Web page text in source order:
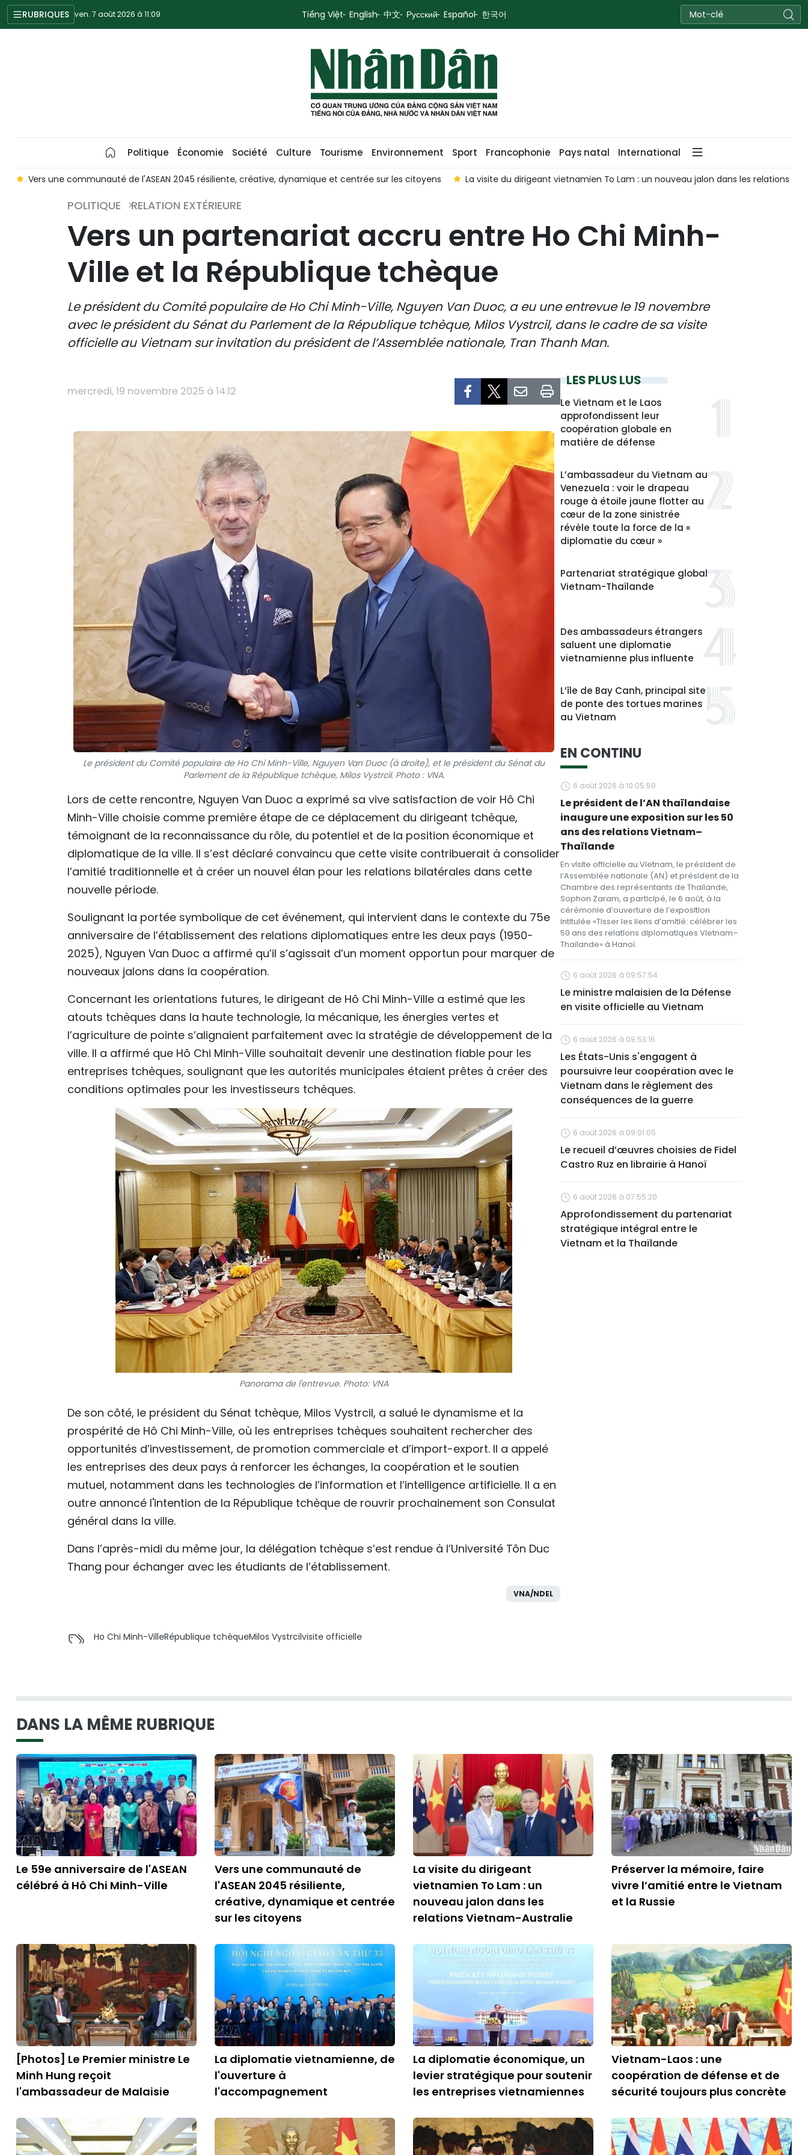
RUBRIQUES ven. 7 août 2026 à 11:09 Tiếng Việt English 中文 Русский Español 한국어
Politique Économie Société Culture Tourisme Environnement Sport Francophonie Pays natal International
Vers une communauté de l'ASEAN 2045 résiliente, créative, dynamique et centrée sur les citoyens La visite du dirigeant vietnamien To Lam : un nouveau jalon dans les relations
POLITIQUE RELATION EXTÉRIEURE
Vers un partenariat accru entre Ho Chi Minh-
Ville et la République tchèque
Le président du Comité populaire de Ho Chi Minh-Ville, Nguyen Van Duoc, a eu une entrevue le 19 novembre
avec le président du Sénat du Parlement de la République tchèque, Milos Vystrcil, dans le cadre de sa visite
officielle au Vietnam sur invitation du président de l’Assemblée nationale, Tran Thanh Man.
mercredi, 19 novembre 2025 à 14:12
Le président du Comité populaire de Ho Chi Minh-Ville, Nguyen Van Duoc (à droite), et le président du Sénat du
Parlement de la République tchèque, Milos Vystrcil. Photo : VNA.
Lors de cette rencontre, Nguyen Van Duoc a exprimé sa vive satisfaction de voir Hô Chi
Minh-Ville choisie comme première étape de ce déplacement du dirigeant tchèque,
témoignant de la reconnaissance du rôle, du potentiel et de la position économique et
diplomatique de la ville. Il s’est déclaré convaincu que cette visite contribuerait à consolider
l’amitié traditionnelle et à créer un nouvel élan pour les relations bilatérales dans cette
nouvelle période.
Soulignant la portée symbolique de cet événement, qui intervient dans le contexte du 75e
anniversaire de l’établissement des relations diplomatiques entre les deux pays (1950-
2025), Nguyen Van Duoc a affirmé qu’il s’agissait d’un moment opportun pour marquer de
nouveaux jalons dans la coopération.
Concernant les orientations futures, le dirigeant de Hô Chi Minh-Ville a estimé que les
atouts tchèques dans la haute technologie, la mécanique, les énergies vertes et
l’agriculture de pointe s’alignaient parfaitement avec la stratégie de développement de la
ville. Il a affirmé que Hô Chi Minh-Ville souhaitait devenir une destination fiable pour les
entreprises tchèques, soulignant que les autorités municipales étaient prêtes à créer des
conditions optimales pour les investisseurs tchèques.
Panorama de l'entrevue. Photo: VNA
De son côté, le président du Sénat tchèque, Milos Vystrcil, a salué le dynamisme et la
prospérité de Hô Chi Minh-Ville, où les entreprises tchèques souhaitent rechercher des
opportunités d’investissement, de promotion commerciale et d’import-export. Il a appelé
les entreprises des deux pays à renforcer les échanges, la coopération et le soutien
mutuel, notamment dans les technologies de l’information et l’intelligence artificielle. Il a en
outre annoncé l'intention de la République tchèque de rouvrir prochainement son Consulat
général dans la ville.
Dans l’après-midi du même jour, la délégation tchèque s’est rendue à l’Université Tôn Duc
Thang pour échanger avec les étudiants de l’établissement.
VNA/NDEL
Ho Chi Minh-VilleRépublique tchèqueMilos Vystrcilvisite officielle
LES PLUS LUS
Le Vietnam et le Laos
approfondissent leur
coopération globale en
matière de défense
L’ambassadeur du Vietnam au
Venezuela : voir le drapeau
rouge à étoile jaune flotter au
cœur de la zone sinistrée
révèle toute la force de la «
diplomatie du cœur »
Partenariat stratégique global
Vietnam-Thaïlande
Des ambassadeurs étrangers
saluent une diplomatie
vietnamienne plus influente
L’île de Bay Canh, principal site
de ponte des tortues marines
au Vietnam
EN CONTINU
6 août 2026 à 10:05:50
Le président de l’AN thaïlandaise
inaugure une exposition sur les 50
ans des relations Vietnam–
Thaïlande
En visite officielle au Vietnam, le président de
l’Assemblée nationale (AN) et président de la
Chambre des représentants de Thaïlande,
Sophon Zaram, a participé, le 6 août, à la
cérémonie d’ouverture de l’exposition
intitulée «Tisser les liens d’amitié: célébrer les
50 ans des relations diplomatiques Vietnam–
Thaïlande» à Hanoï.
6 août 2026 à 09:57:54
Le ministre malaisien de la Défense
en visite officielle au Vietnam
6 août 2026 à 09:53:16
Les États-Unis s'engagent à
poursuivre leur coopération avec le
Vietnam dans le règlement des
conséquences de la guerre
6 août 2026 à 09:01:05
Le recueil d’œuvres choisies de Fidel
Castro Ruz en librairie à Hanoï
6 août 2026 à 07:55:20
Approfondissement du partenariat
stratégique intégral entre le
Vietnam et la Thaïlande
DANS LA MÊME RUBRIQUE
Le 59e anniversaire de l'ASEAN
célébré à Hô Chi Minh-Ville
Vers une communauté de
l'ASEAN 2045 résiliente,
créative, dynamique et centrée
sur les citoyens
La visite du dirigeant
vietnamien To Lam : un
nouveau jalon dans les
relations Vietnam-Australie
Préserver la mémoire, faire
vivre l’amitié entre le Vietnam
et la Russie
[Photos] Le Premier ministre Le
Minh Hung reçoit
l'ambassadeur de Malaisie
La diplomatie vietnamienne, de
l'ouverture à
l'accompagnement
La diplomatie économique, un
levier stratégique pour soutenir
les entreprises vietnamiennes
Vietnam-Laos : une
coopération de défense et de
sécurité toujours plus concrète